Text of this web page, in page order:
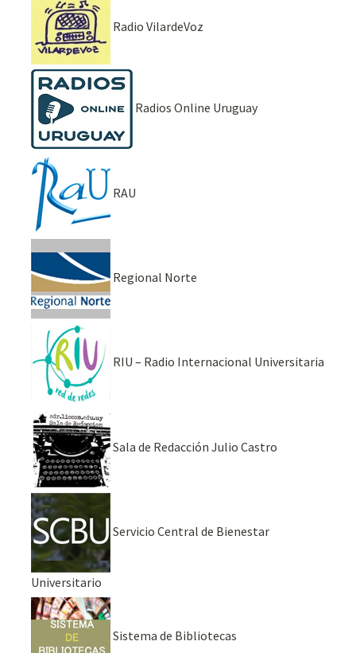
Radio VilardeVoz
Radios Online Uruguay
RAU
Regional Norte
RIU – Radio Internacional Universitaria
Sala de Redacción Julio Castro
Servicio Central de Bienestar
Universitario
Sistema de Bibliotecas